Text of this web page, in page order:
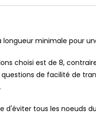
minimale pour
choisi est de 8,
de facilité de
tous les noeuds